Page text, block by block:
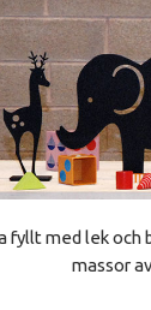
fyllt med lek och
massor